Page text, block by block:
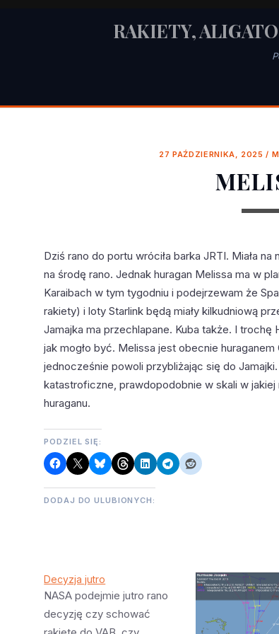
RAKIETY,
27 PAŹDZIERNIKA, 2025 /
Dziś rano do portu wróciła barka JRTI. Miała
na środę rano. Jednak huragan Melissa ma w
Karaibach w tym tygodniu i podejrzewam że
rakiety) i loty Starlink będą miały kilkudniową
Jamajka ma przechlapane. Kuba także. I
jak mogło być. Melissa jest obecnie
jednocześnie powoli przybliżając się do
katastroficzne, prawdopodobnie w skali w
huraganu.
PODZIEL SIĘ:
DODAJ DO ULUBIONYCH:
Decyzja jutro
NASA podejmie jutro rano
decyzję czy schować